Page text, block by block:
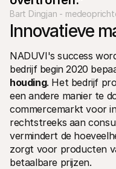
Bart Dingjan -
Innovatieve
NADUVI's success
bedrijf begin 2020
houding. Het bedrijf
een andere manier te
commercemarkt voor
rechtstreeks aan
vermindert de
zorgt voor producten
betaalbare prijzen.